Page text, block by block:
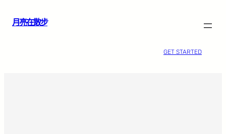
月亮在散步
GET STARTED